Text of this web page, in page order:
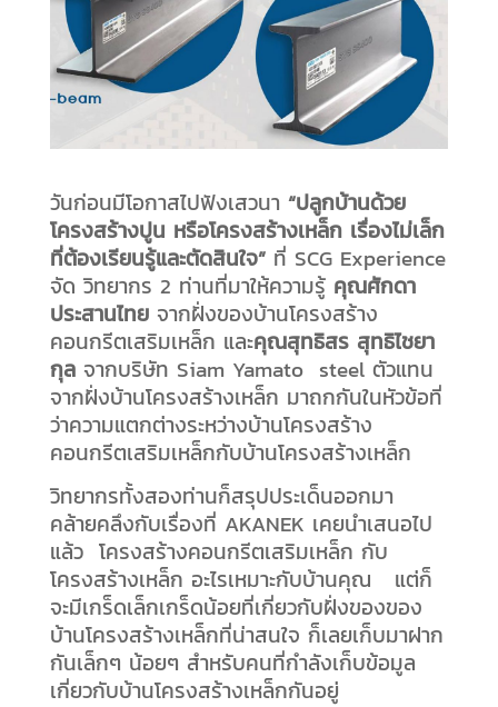
วันก่อนมีโอกาสไปฟังเสวนา “ปลูกบ้านด้วย
โครงสร้างปูน หรือโครงสร้างเหล็ก เรื่องไม่เล็ก
ที่ต้องเรียนรู้และตัดสินใจ”ที่ SCG Experience
จัด วิทยากร 2 ท่านที่มาให้ความรู้ คุณศักดา
ประสานไทย จากฝั่งของบ้านโครงสร้าง
คอนกรีตเสริมเหล็ก และคุณสุทธิสร สุทธิไชยา
กุลจากบริษัท Siam Yamato steel ตัวแทน
จากฝั่งบ้านโครงสร้างเหล็ก มาถกกันในหัวข้อที่
ว่าความแตกต่างระหว่างบ้านโครงสร้าง
คอนกรีตเสริมเหล็กกับบ้านโครงสร้างเหล็ก
วิทยากรทั้งสองท่านก็สรุปประเด็นออกมา
คล้ายคลึงกับเรื่องที่ AKANEK เคยนำเสนอไป
แล้ว โครงสร้างคอนกรีตเสริมเหล็ก กับ
โครงสร้างเหล็ก อะไรเหมาะกับบ้านคุณ แต่ก็
จะมีเกร็ดเล็กเกร็ดน้อยที่เกี่ยวกับฝั่งของของ
บ้านโครงสร้างเหล็กที่น่าสนใจ ก็เลยเก็บมาฝาก
กันเล็กๆ น้อยๆ สำหรับคนที่กำลังเก็บข้อมูล
เกี่ยวกับบ้านโครงสร้างเหล็กกันอยู่